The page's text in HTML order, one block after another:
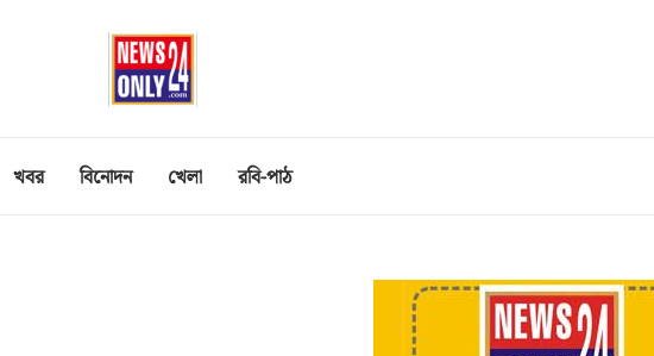
খবর বিনোদন খেলা রবি-পাঠ